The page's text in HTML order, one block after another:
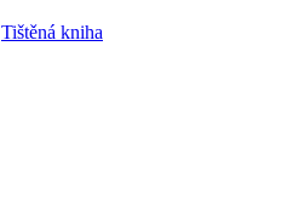
Tištěná kniha